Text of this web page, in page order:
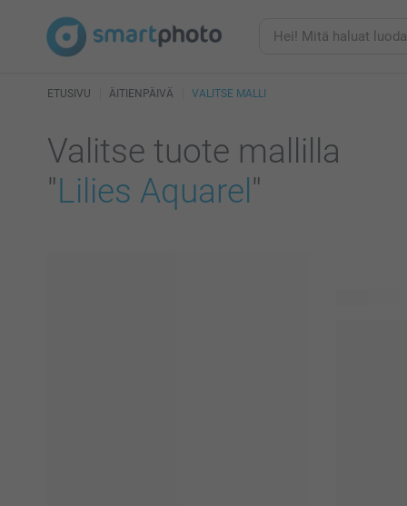
ETUSIVU ÄITIENPÄIVÄ VALITSE MALLI
Valitse tuote mallilla
"Lilies Aquarel "